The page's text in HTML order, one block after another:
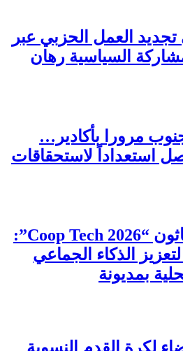
تجديد العمل الحزبي عبر
السياسية رهان
مرورا بأكادير…
استعداداً لاستحقاقات
بلاغ صحفي ….هاكاثون “Coop Tech 2026”:
الذكاء الجماعي
بمديونة
لكرة القدم النسوية